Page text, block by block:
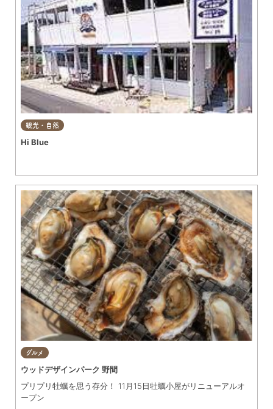
観光・自然
Hi Blue
グルメ
ウッドデザインパーク 野間
プリプリ牡蠣を思う存分！ 11月15日牡蠣小屋がリニューアルオ
ープン